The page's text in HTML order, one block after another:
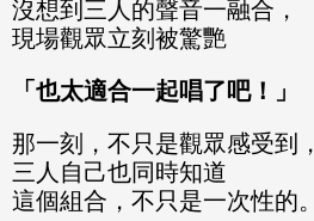
沒想到三人的聲音一融合，
現場觀眾立刻被驚艷
「也太適合一起唱了吧！」
那一刻，不只是觀眾感受到，
三人自己也同時知道
這個組合，不只是一次性的。